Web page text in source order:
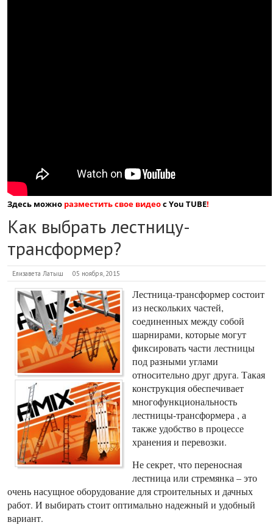
Здесь можно разместить свое видеос You TUBE!
Как выбрать лестницу-
трансформер?
Елизавета Латыш 05 ноября, 2015
Лестница-трансформер состоит
из нескольких частей,
соединенных между собой
шарнирами, которые могут
фиксировать части лестницы
под разными углами
относительно друг друга. Такая
конструкция обеспечивает
многофункциональность
лестницы-трансформера , а
также удобство в процессе
хранения и перевозки.
Не секрет, что переносная
лестница или стремянка – это
очень насущное оборудование для строительных и дачных
работ. И выбирать стоит оптимально надежный и удобный
вариант.